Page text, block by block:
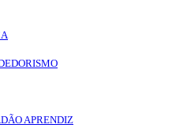
APRENDIZ